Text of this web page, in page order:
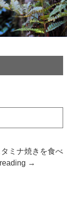
ミナ焼きを食べ
→